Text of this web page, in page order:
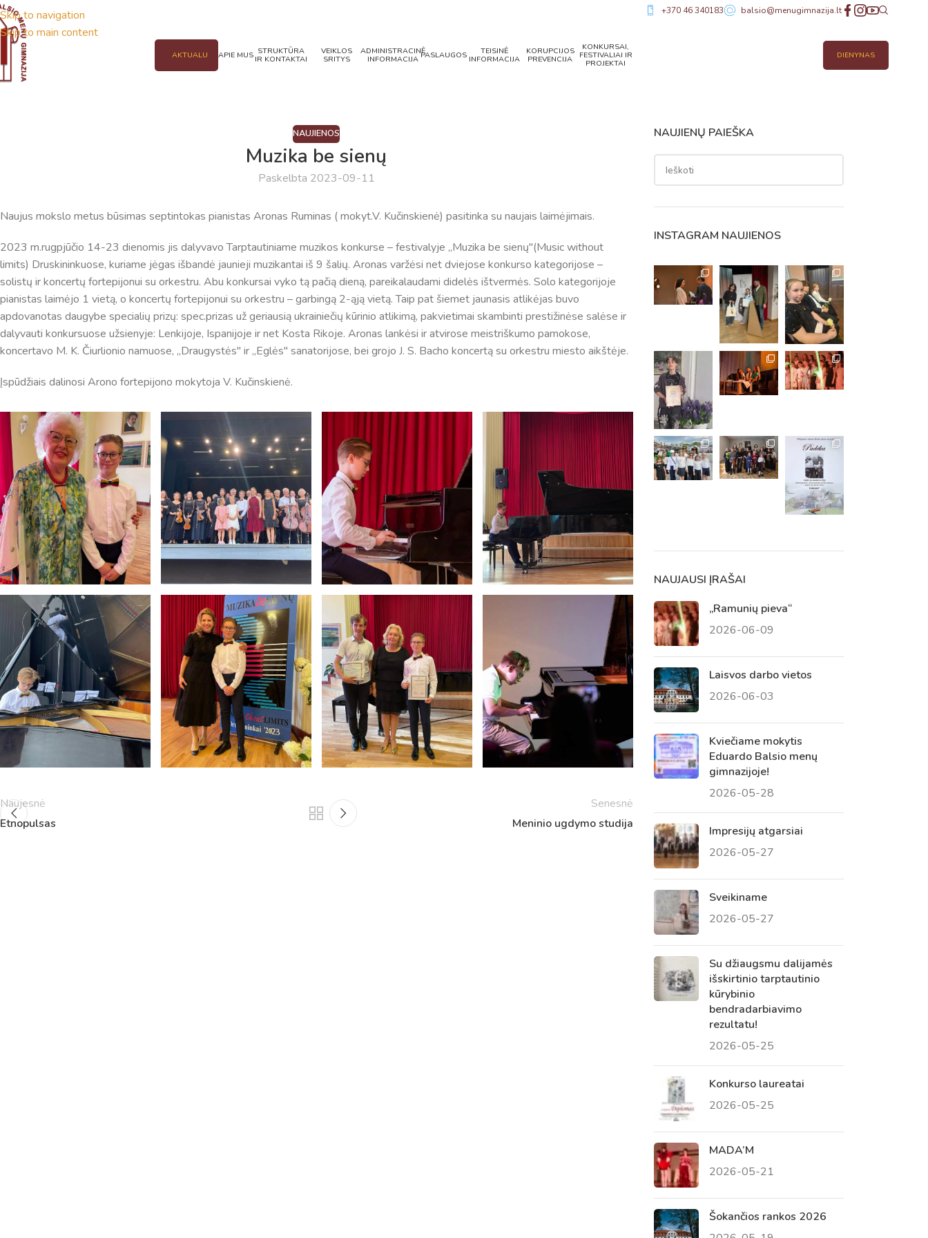
Skip to navigation
Skip to main content
+370 46 340183 balsio@menugimnazija.lt
AKTUALU
Pamokų laikas
Pamoka Pradžia Pabaiga
1
8:00
8:45
2
8:55
3
9:50
10:35
4
10:50
11:35
5
11:55
12:40
13:00
13:45
7
14:00
14:45
14:55
15:40
15:50
16:35
16:45
17:30
11
17:40
18:25
12
18:35 19:20
Tvarkaraščiai
Bendrojo ugdymo pamokų tvarkaraštis 2025-2026 m. m.
Pradinių klasių pamokų tvarkaraštis 2025-2026 m. m.
Atostogos
2025 - 2026 mokslo metų atostogos
Netradicinio ugdymo dienos, atvirų durų dienos, tėvų susirinkimai
2025 - 2026 mokslo metų netradicinio ugdymo dienos, atvirų durų dienos, tėvų
susirinkimai
Veiklos ir renginių planas
2025 - 2026 mokslo metų veiklos ir enginių planas
APIE MUS STRUKTŪRA
IR KONTAKTAI
VEIKLOS
SRITYS
ADMINISTRACINĖ
INFORMACIJA PASLAUGOS
TEISINĖ
INFORMACIJA
KORUPCIJOS
PREVENCIJA
KONKURSAI,
FESTIVALIAI IR
PROJEKTAI
DIENYNAS
NAUJIENOS
Muzika be sienų
Paskelbta 2023-09-11
Naujus mokslo metus būsimas septintokas pianistas Aronas Ruminas ( mokyt.V. Kučinskienė) pasitinka su naujais laimėjimais.
2023 m.rugpjūčio 14-23 dienomis jis dalyvavo Tarptautiniame muzikos konkurse – festivalyje ,,Muzika be sienų"(Music without
limits) Druskininkuose, kuriame jėgas išbandė jaunieji muzikantai iš 9 šalių. Aronas varžėsi net dviejose konkurso kategorijose –
solistų ir koncertų fortepijonui su orkestru. Abu konkursai vyko tą pačią dieną, pareikalaudami didelės ištvermės. Solo kategorijoje
pianistas laimėjo 1 vietą, o koncertų fortepijonui su orkestru – garbingą 2-ąją vietą. Taip pat šiemet jaunasis atlikėjas buvo
apdovanotas daugybe specialių prizų: spec.prizas už geriausią ukrainiečių kūrinio atlikimą, pakvietimai skambinti prestižinėse salėse ir
dalyvauti konkursuose užsienyje: Lenkijoje, Ispanijoje ir net Kosta Rikoje. Aronas lankėsi ir atvirose meistriškumo pamokose,
koncertavo M. K. Čiurlionio namuose, ,,Draugystės" ir ,,Eglės" sanatorijose, bei grojo J. S. Bacho koncertą su orkestru miesto aikštėje.
Įspūdžiais dalinosi Arono fortepijono mokytoja V. Kučinskienė.
Naujesnė
Etnopulsas
Senesnė
Meninio ugdymo studija
NAUJIENŲ PAIEŠKA
INSTAGRAM NAUJIENOS
NAUJAUSI ĮRAŠAI
„Ramunių pieva“
2026-06-09
Laisvos darbo vietos
2026-06-03
Kviečiame mokytis
Eduardo Balsio menų
gimnazijoje!
2026-05-28
Impresijų atgarsiai
2026-05-27
Sveikiname
2026-05-27
Su džiaugsmu dalijamės
išskirtinio tarptautinio
kūrybinio
bendradarbiavimo
rezultatu!
2026-05-25
Konkurso laureatai
2026-05-25
MADA’M
2026-05-21
Šokančios rankos 2026
Virtualus asistentas
Sveiki! Taip, aš esu virtualus. Tačiau
dirbtinis intelektas suteikia man galimybę
ne tik analizuoti Jūsų klausimą, bet dar
tobulai atsimenu visą šioje svetainėje